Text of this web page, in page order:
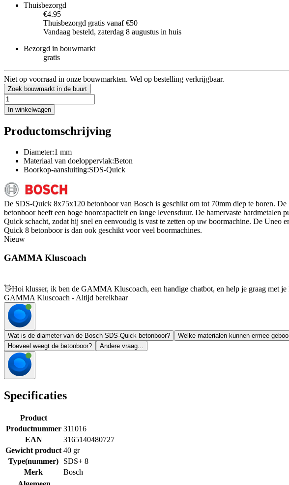
Thuisbezorgd
€4.95
Thuisbezorgd gratis vanaf €50
Vandaag besteld, zaterdag 8 augustus in huis
Bezorgd in bouwmarkt
gratis
Niet op voorraad in onze bouwmarkten. Wel op bestelling verkrijgbaar.
Zoek bouwmarkt in de buurt
In winkelwagen
Productomschrijving
Diameter:1 mm
Materiaal van doeloppervlak:Beton
Boorkop-aansluiting:SDS-Quick
De SDS-Quick 8x75x120 betonboor van Bosch is geschikt om tot 70mm diep te boren.
betonboor heeft een hoge boorcapaciteit en lange levensduur. De hamervaste
Quick schacht, zodat hij snel en eenvoudig is vast te zetten op uw boormachine. De Uneo
Quick 8 betonboor is dan ook geschikt voor veel boormachines.
Nieuw
GAMMA Kluscoach
👋Hoi klusser, ik ben de GAMMA Kluscoach, een handige chatbot, en help je graag met je
GAMMA Kluscoach - Altijd bereikbaar
Wat is de diameter van de Bosch SDS-Quick betonboor? Welke materialen kunnen ermee
Hoeveel weegt de betonboor?
Andere vraag...
Specificaties
Product
Productnummer 311016
EAN
3165140480727
Gewicht product 40 gr
Type(nummer)
SDS+ 8
Merk
Bosch